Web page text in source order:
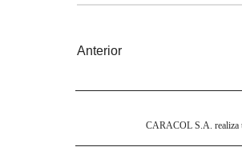
Anterior
CARACOL S.A. realiza